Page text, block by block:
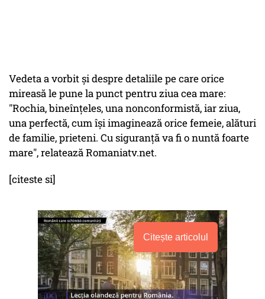
Vedeta a vorbit şi despre detaliile pe care orice
mireasă le pune la punct pentru ziua cea mare:
"Rochia, bineînţeles, una nonconformistă, iar ziua,
una perfectă, cum îşi imaginează orice femeie, alături
de familie, prieteni. Cu siguranţă va fi o nuntă foarte
mare", relatează Romaniatv.net.
[citeste si]
Citește articolul